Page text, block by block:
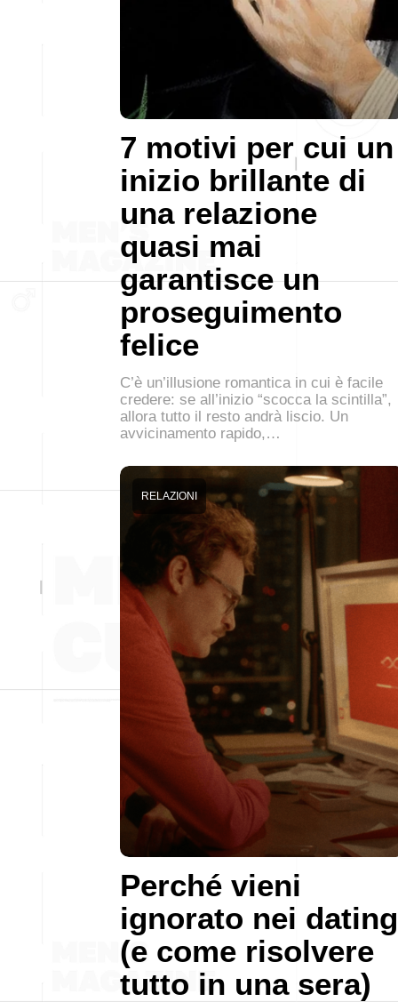
7 motivi per cui un
inizio brillante di
una relazione
quasi mai
garantisce un
proseguimento
felice
C’è un’illusione romantica in cui è facile
credere: se all’inizio “scocca la scintilla”,
allora tutto il resto andrà liscio. Un
avvicinamento rapido,…
Perché vieni
ignorato nei dating
(e come risolvere
tutto in una sera)
RELAZIONI